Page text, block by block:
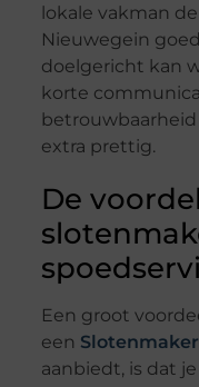
lokale vakman
Nieuwegein
doelgericht kan
korte
extra prettig.
De
Een groot
een
aanbiedt, is dat